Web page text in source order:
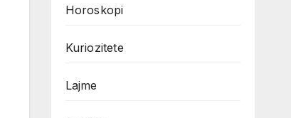
Horoskopi
Kuriozitete
Lajme